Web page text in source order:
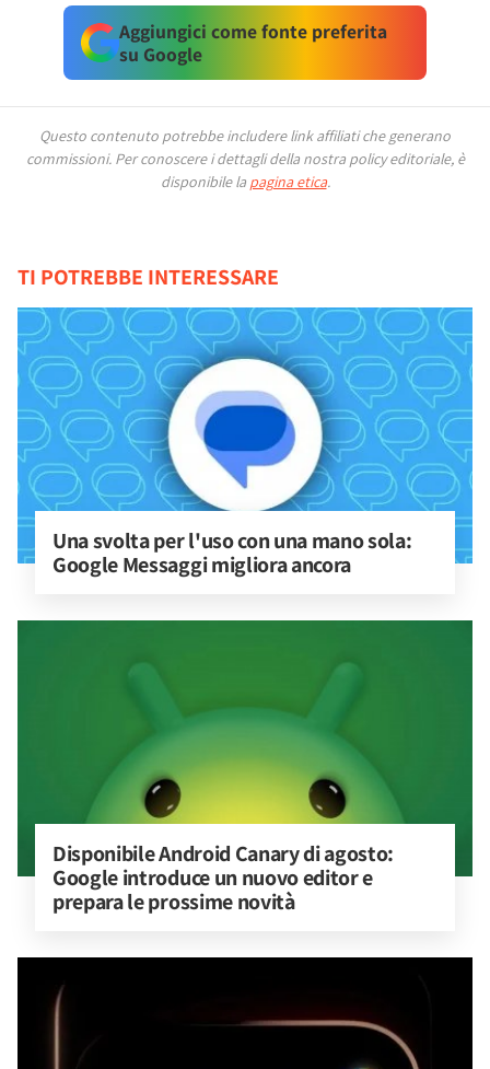
Aggiungici come fonte preferita
su Google
Questo contenuto potrebbe includere link affiliati che generano
commissioni. Per conoscere i dettagli della nostra policy editoriale, è
disponibile la pagina etica.
TI POTREBBE INTERESSARE
Una svolta per l'uso con una mano sola:
Google Messaggi migliora ancora
Disponibile Android Canary di agosto:
Google introduce un nuovo editor e
prepara le prossime novità